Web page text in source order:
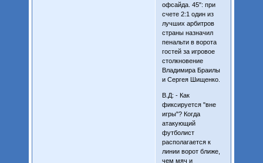
офсайда. 45": при
счете 2:1 один из
лучших арбитров
страны назначил
пенальти в ворота
гостей за игровое
столкновение
Владимира Браилы
и Сергея Шищенко.
В.Д: - Как
фиксируется "вне
игры"? Когда
атакующий
футболист
располагается к
линии ворот ближе,
чем мяч и